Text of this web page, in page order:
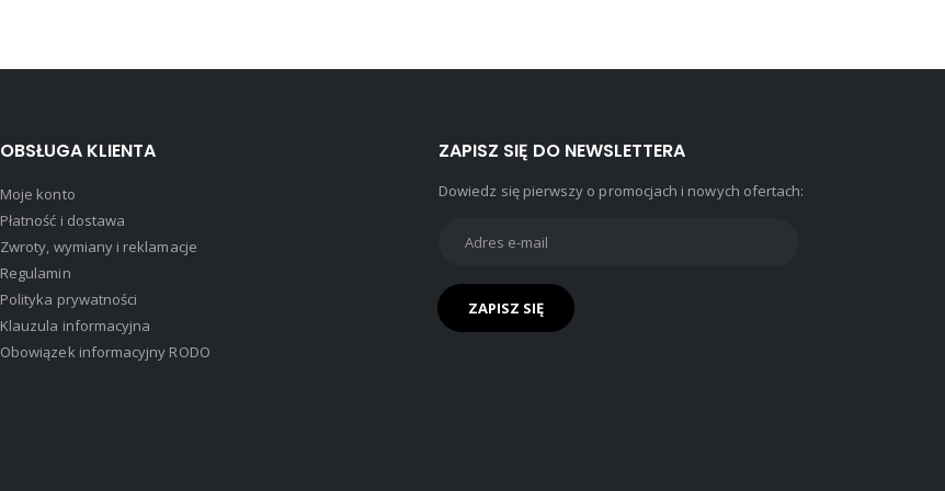
na
OBSŁUGA KLIENTA
Moje konto
Płatność i dostawa
Zwroty, wymiany i reklamacje
Regulamin
Polityka prywatności
Klauzula informacyjna
Obowiązek informacyjny RODO
ZAPISZ SIĘ DO NEWSLETTERA
Dowiedz się pierwszy o promocjach i nowych ofertach: